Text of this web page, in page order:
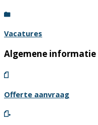
Vacatures
Algemene informatie
Offerte aanvraag